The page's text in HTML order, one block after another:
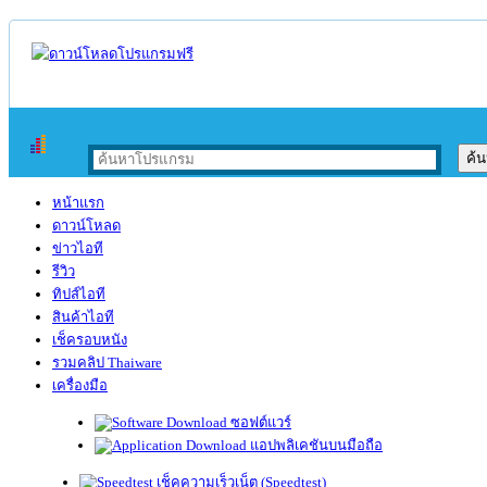
หน้าแรก
ดาวน์โหลด
ข่าวไอที
รีวิว
ทิปส์ไอที
สินค้าไอที
เช็ครอบหนัง
รวมคลิป Thaiware
เครื่องมือ
ซอฟต์แวร์
แอปพลิเคชันบนมือถือ
เช็คความเร็วเน็ต (Speedtest)